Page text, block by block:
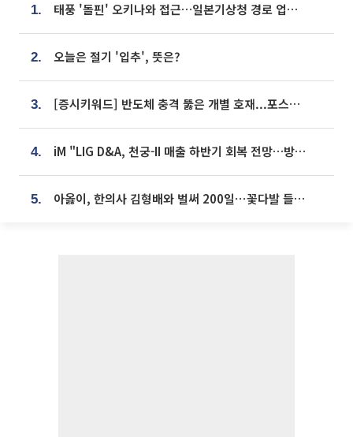
1. 태풍 '돌핀' 오키나와 접근…일본기상청 경로 업데이트
2. 오늘은 절기 '입추', 뜻은?
3. [증시키워드] 반도체 충격 뚫은 개별 호재...포스코퓨처엠·에코프로·한화솔루션 '눈길'
4. iM "LIG D&A, 천궁-II 매출 하반기 회복 전망…방산 톱픽 유지"
5. 아옳이, 한의사 김형배와 벌써 200일⋯꽃다발 들고 "프러포즈 아냐"